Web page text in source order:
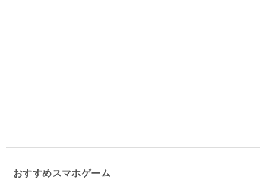
おすすめスマホゲーム